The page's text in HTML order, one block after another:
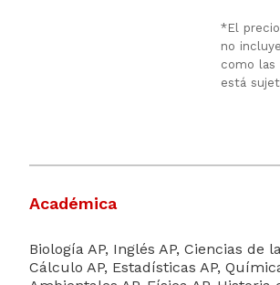
*El
no
como las
está
Académica
Biología AP, Inglés AP, Ciencias de
Cálculo AP, Estadísticas AP,